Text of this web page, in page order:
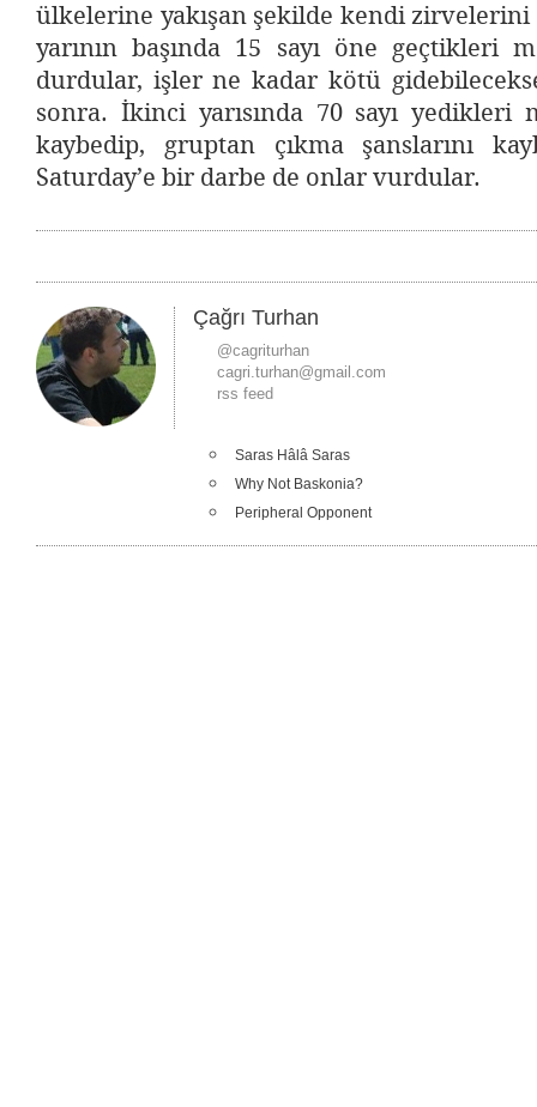
ülkelerine yakışan şekilde kendi
yarının başında 15 sayı öne geçtikleri
durdular, işler ne kadar kötü
sonra. İkinci yarısında 70 sayı yedikleri
kaybedip, gruptan çıkma şanslarını
Saturday’e bir darbe de onlar vurdular.
Çağrı Turhan
@cagriturhan
cagri.turhan@gmail.com
rss feed
Saras Hâlâ Saras
Why Not Baskonia?
Peripheral Opponent